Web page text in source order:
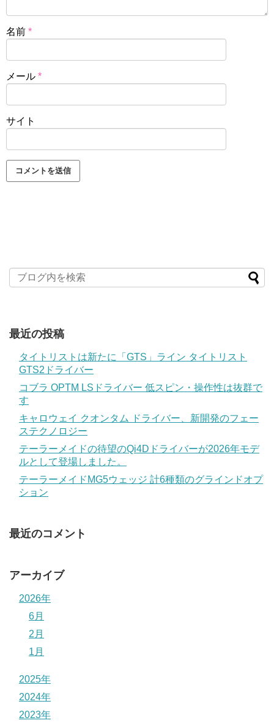
名前 *
メール *
サイト
最近の投稿
タイトリストは新たに「GTS」ライン タイトリスト
GTS2ドライバー
コブラ OPTM LSドライバー 低スピン・操作性は抜群で
す
キャロウェイ クオンタム ドライバー、新開発のフェー
ステクノロジー
テーラーメイドの待望のQi4Dドライバーが2026年モデ
ルとして登場しました。
テーラーメイドMG5ウェッジ 計6種類のグラインドオプ
ション
最近のコメント
アーカイブ
2026年
6月
2月
1月
2025年
2024年
2023年